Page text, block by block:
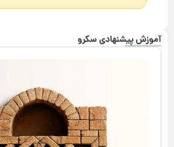
آموزش پیشنهادی سکرو